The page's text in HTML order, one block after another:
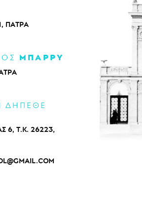
ΠΑΤΡΑ
ΜΠΑΡΡΥ
ΔΗΠΕΘΕ
6, Τ.Κ. 26223,